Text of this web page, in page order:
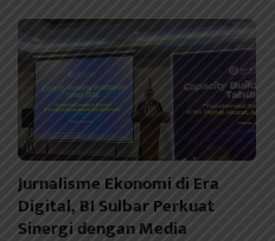
Jurnalisme Ekonomi di Era
Digital, BI Sulbar Perkuat
Sinergi dengan Media